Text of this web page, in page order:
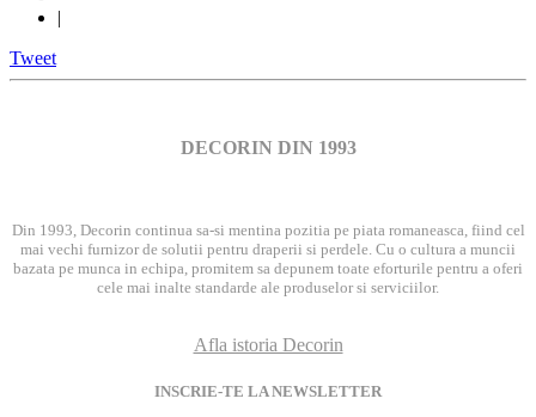
|
Tweet
DECORIN DIN 1993
Din 1993, Decorin continua sa-si mentina pozitia pe piata romaneasca, fiind cel
mai vechi furnizor de solutii pentru draperii si perdele. Cu o cultura a muncii
bazata pe munca in echipa, promitem sa depunem toate eforturile pentru a oferi
cele mai inalte standarde ale produselor si serviciilor.
Afla istoria Decorin
INSCRIE-TE LA NEWSLETTER